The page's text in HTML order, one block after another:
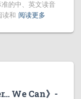
的中、英文读音
和 阅读更多
We Can》-